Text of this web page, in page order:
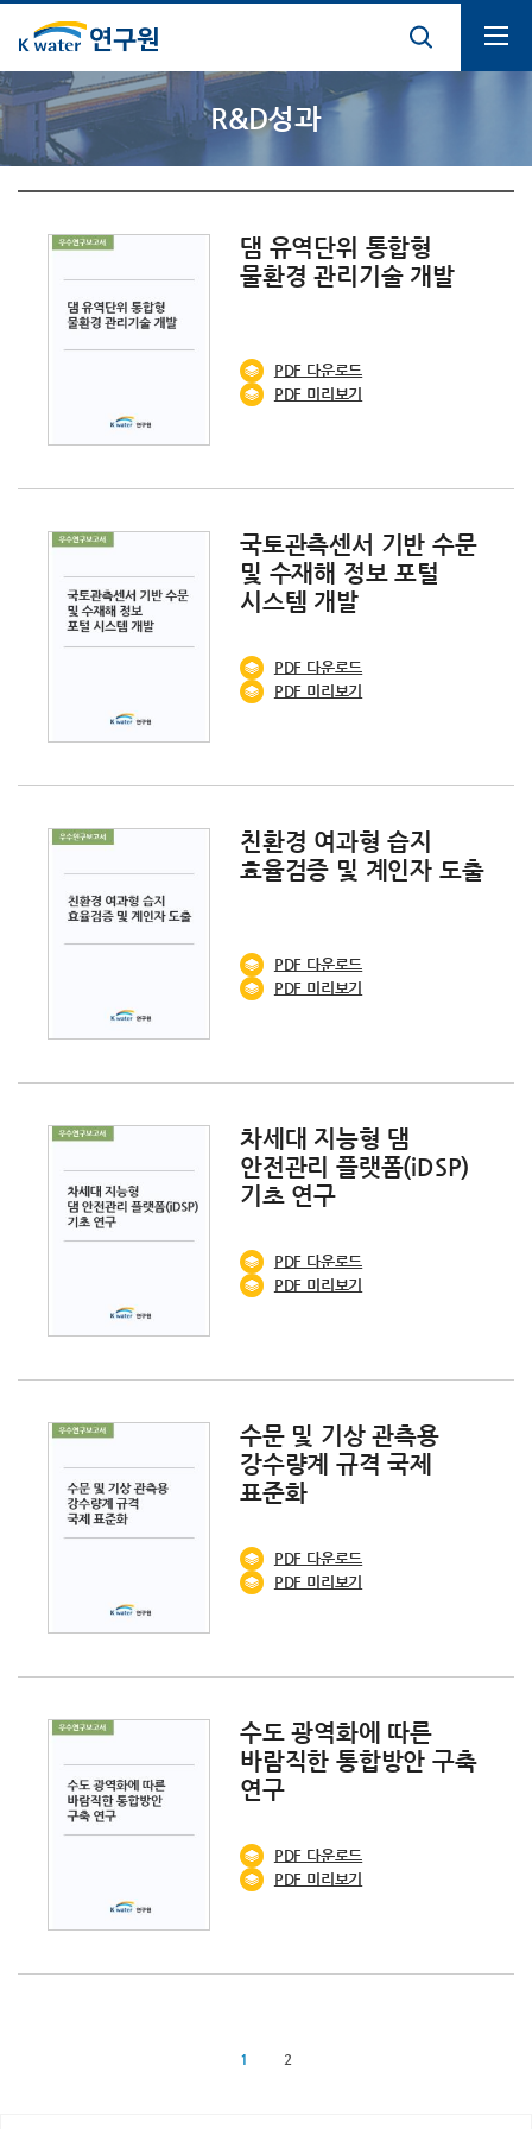
통합검색열기전체메뉴열기
R&D성과
댐 유역단위 통합형
물환경 관리기술 개발
PDF 다운로드
PDF 미리보기
국토관측센서 기반 수문
및 수재해 정보 포털
시스템 개발
PDF 다운로드
PDF 미리보기
친환경 여과형 습지
효율검증 및 계인자 도출
PDF 다운로드
PDF 미리보기
차세대 지능형 댐
안전관리 플랫폼(iDSP)
기초 연구
PDF 다운로드
PDF 미리보기
수문 및 기상 관측용
강수량계 규격 국제
표준화
PDF 다운로드
PDF 미리보기
수도 광역화에 따른
바람직한 통합방안 구축
연구
PDF 다운로드
PDF 미리보기
1 2